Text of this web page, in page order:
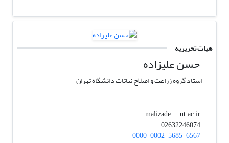
هیات تحریریه
حسن علیزاده
استاد گروه زراعت و اصلاح نباتات دانشگاه تهران
malizade
ut.ac.ir
02632246074
0000-0002-5685-6567